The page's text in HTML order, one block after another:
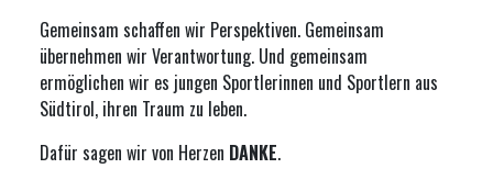
Gemeinsam schaffen wir Perspektiven. Gemeinsam
übernehmen wir Verantwortung. Und gemeinsam
ermöglichen wir es jungen Sportlerinnen und Sportlern aus
Südtirol, ihren Traum zu leben.
Dafür sagen wir von Herzen DANKE.